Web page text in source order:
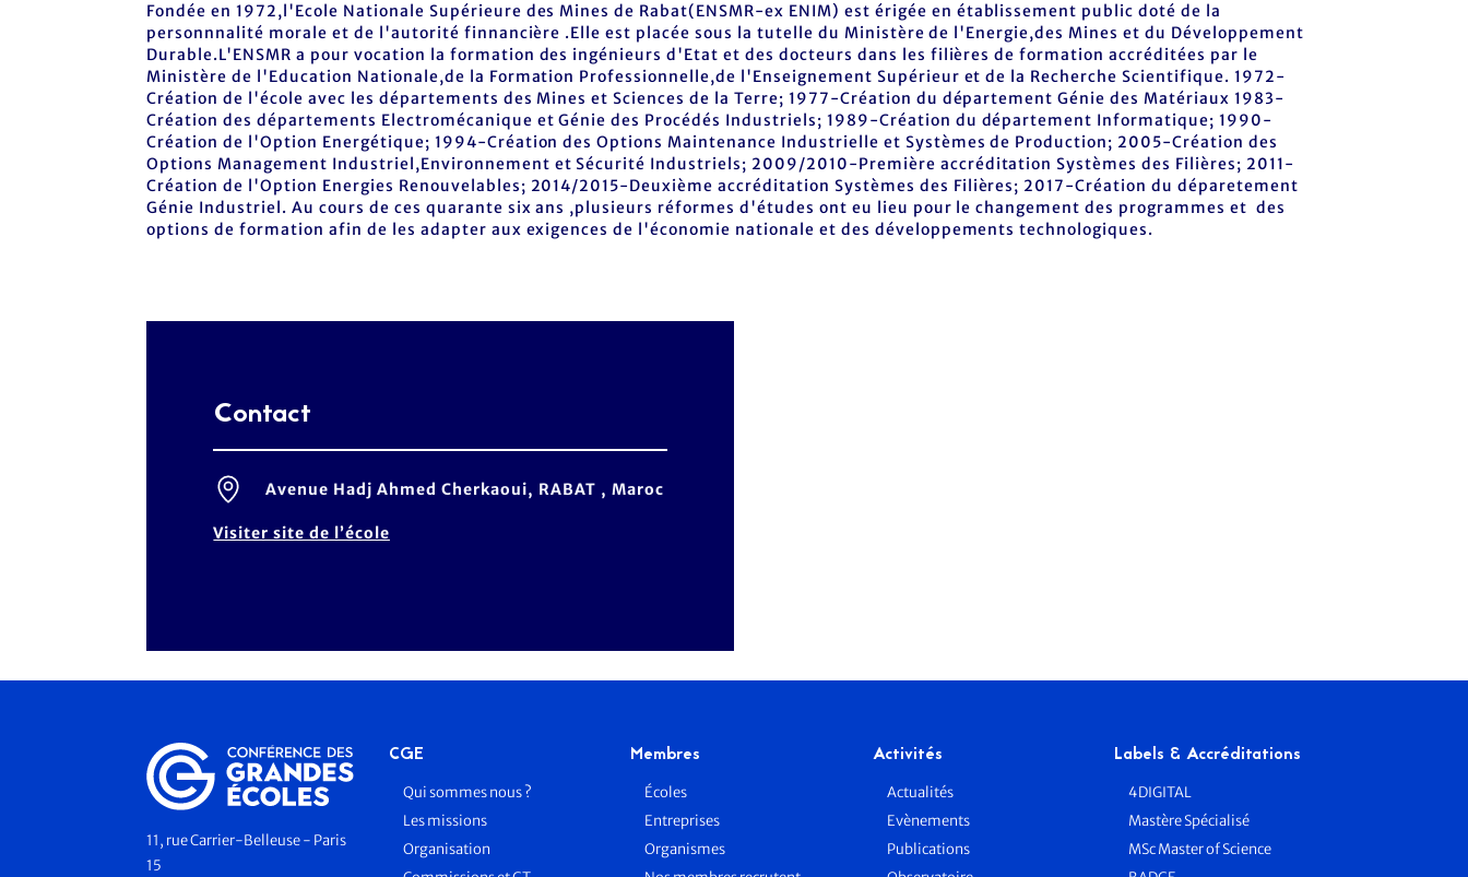
Fondée en 1972,l'Ecole Nationale Supérieure des Mines de Rabat(ENSMR-ex ENIM) est érigée en établissement public doté de la
personnnalité morale et de l'autorité finnancière .Elle est placée sous la tutelle du Ministère de l'Energie,des Mines et du Développement
Durable.L'ENSMR a pour vocation la formation des ingénieurs d'Etat et des docteurs dans les filières de formation accréditées par le
Ministère de l'Education Nationale,de la Formation Professionnelle,de l'Enseignement Supérieur et de la Recherche Scientifique. 1972-
Création de l'école avec les départements des Mines et Sciences de la Terre; 1977-Création du département Génie des Matériaux 1983-
Création des départements Electromécanique et Génie des Procédés Industriels; 1989-Création du département Informatique; 1990-
Création de l'Option Energétique; 1994-Création des Options Maintenance Industrielle et Systèmes de Production; 2005-Création des
Options Management Industriel,Environnement et Sécurité Industriels; 2009/2010-Première accréditation Systèmes des Filières; 2011-
Création de l'Option Energies Renouvelables; 2014/2015-Deuxième accréditation Systèmes des Filières; 2017-Création du déparetement
Génie Industriel. Au cours de ces quarante six ans ,plusieurs réformes d'études ont eu lieu pour le changement des programmes et des
options de formation afin de les adapter aux exigences de l'économie nationale et des développements technologiques.
Contact
Avenue Hadj Ahmed Cherkaoui, RABAT , Maroc
Visiter site de l’école
11, rue Carrier-Belleuse - Paris
15
CGE
Qui sommes nous ?
Les missions
Organisation
Membres
Écoles
Entreprises
Organismes
Activités
Actualités
Evènements
Publications
Labels & Accréditations
4DIGITAL
Mastère Spécialisé
MSc Master of Science